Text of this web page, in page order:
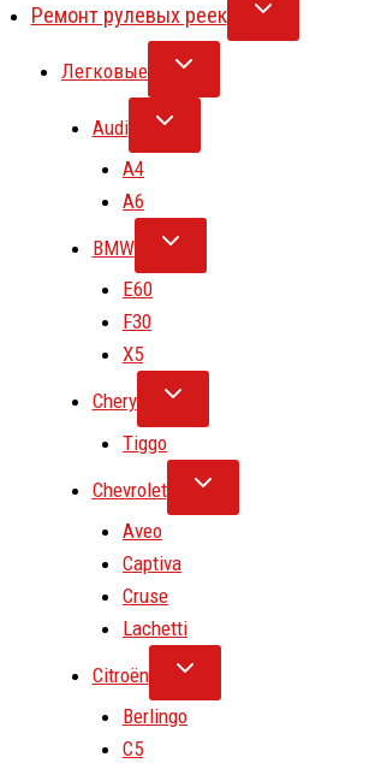
Ремонт рулевых реек
Легковые
Audi
A4
A6
BMW
E60
F30
X5
Chery
Tiggo
Chevrolet
Aveo
Captiva
Cruse
Lachetti
Citroën
Berlingo
C5